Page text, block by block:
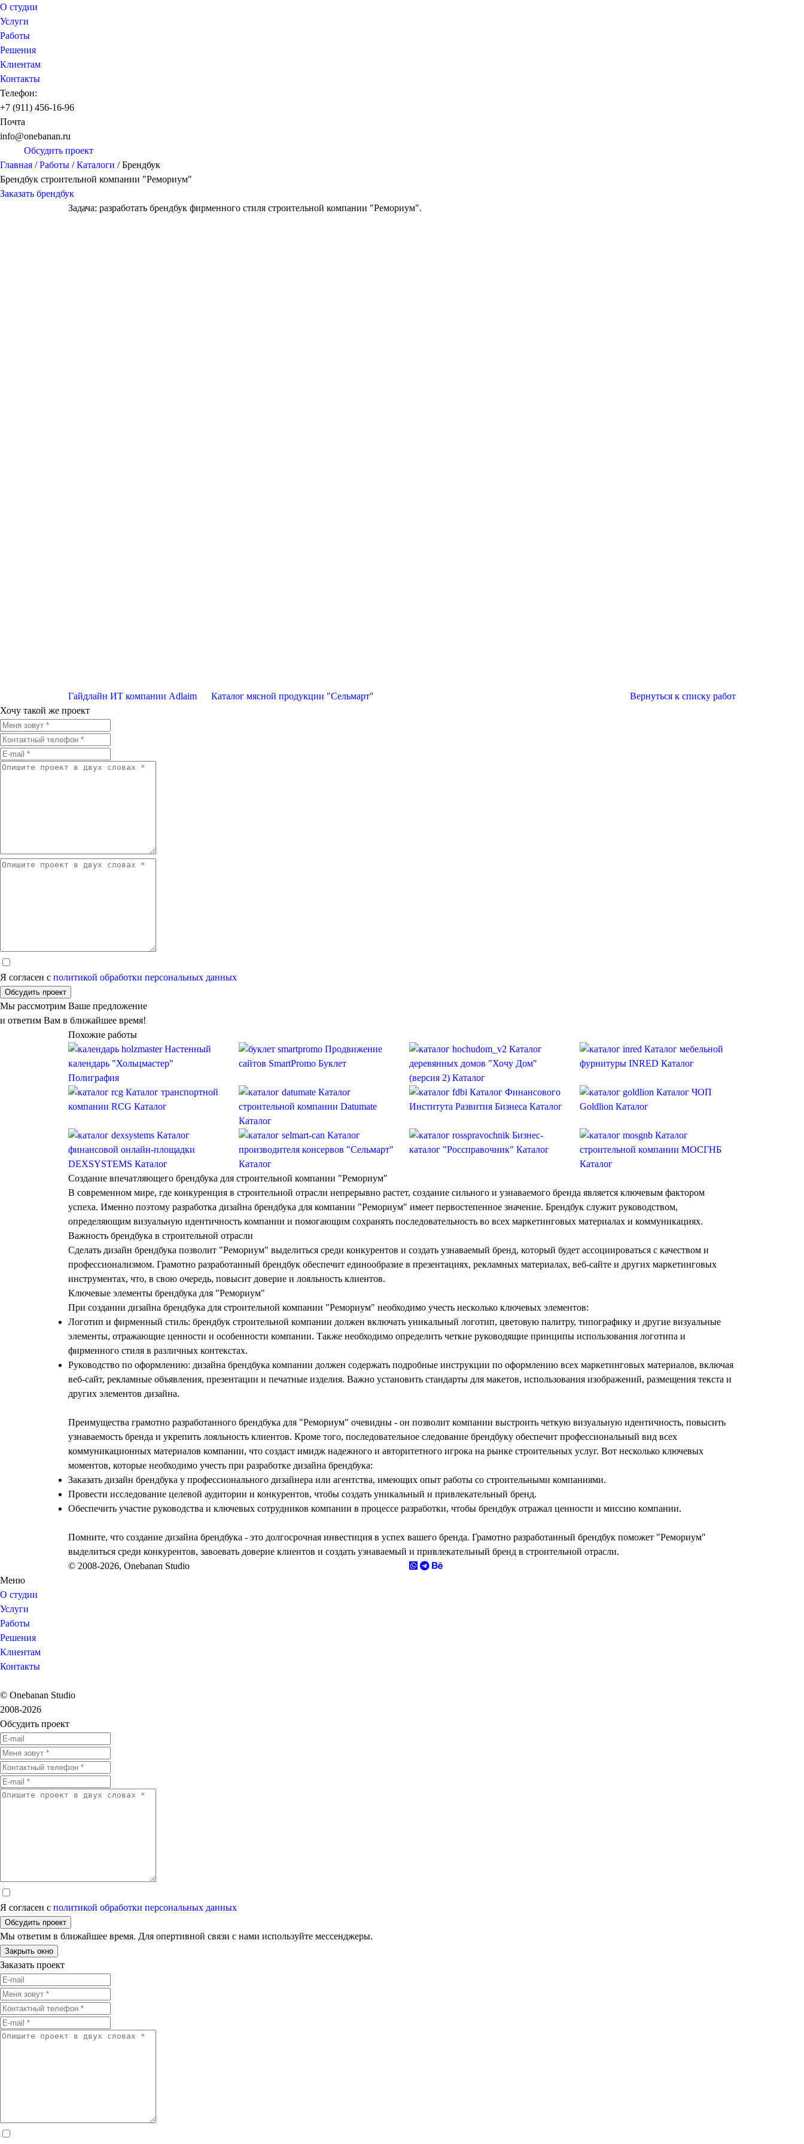
О студии
Услуги
Работы
Решения
Клиентам
Контакты
Телефон:
+7 (911) 456-16-96
Почта
info@onebanan.ru
Обсудить проект
Главная /Работы /Каталоги /Брендбук
Брендбук строительной компании "Ремориум"
Заказать брендбук
Задача: разработать брендбук фирменного стиля строительной компании "Ремориум".
Гайдлайн ИТ компании Adlaim Каталог мясной продукции "Сельмарт"
Вернуться к списку работ
Хочу такой же проект
Я согласен с политикой обработки персональных данных
Обсудить проект
Мы рассмотрим Ваше предложение
и ответим Вам в ближайшее время!
Похожие работы
Настенный
календарь "Хольцмастер"
Полиграфия
Продвижение
сайтов SmartPromo Буклет
Каталог
деревянных домов "Хочу Дом"
(версия 2) Каталог
Каталог мебельной
фурнитуры INRED Каталог
Каталог транспортной
компании RCG Каталог
Каталог
строительной компании Datumate
Каталог
Каталог Финансового
Института Развития Бизнеса Каталог
Каталог ЧОП
Goldlion Каталог
Каталог
финансовой онлайн-площадки
DEXSYSTEMS Каталог
Каталог
производителя консервов "Сельмарт"
Каталог
Бизнес-
каталог "Россправочник" Каталог
Каталог
строительной компании МОСГНБ
Каталог
Создание впечатляющего брендбука для строительной компании "Ремориум"
В современном мире, где конкуренция в строительной отрасли непрерывно растет, создание сильного и узнаваемого бренда является ключевым фактором
успеха. Именно поэтому разработка дизайна брендбука для компании "Ремориум" имеет первостепенное значение. Брендбук служит руководством,
определяющим визуальную идентичность компании и помогающим сохранять последовательность во всех маркетинговых материалах и коммуникациях.
Важность брендбука в строительной отрасли
Сделать дизайн брендбука позволит "Ремориум" выделиться среди конкурентов и создать узнаваемый бренд, который будет ассоциироваться с качеством и
профессионализмом. Грамотно разработанный брендбук обеспечит единообразие в презентациях, рекламных материалах, веб-сайте и других маркетинговых
инструментах, что, в свою очередь, повысит доверие и лояльность клиентов.
Ключевые элементы брендбука для "Ремориум"
При создании дизайна брендбука для строительной компании "Ремориум" необходимо учесть несколько ключевых элементов:
Логотип и фирменный стиль: брендбук строительной компании должен включать уникальный логотип, цветовую палитру, типографику и другие визуальные
элементы, отражающие ценности и особенности компании. Также необходимо определить четкие руководящие принципы использования логотипа и
фирменного стиля в различных контекстах.
Руководство по оформлению: дизайна брендбука компании должен содержать подробные инструкции по оформлению всех маркетинговых материалов, включая
веб-сайт, рекламные объявления, презентации и печатные изделия. Важно установить стандарты для макетов, использования изображений, размещения текста и
других элементов дизайна.
Преимущества грамотно разработанного брендбука для "Ремориум" очевидны - он позволит компании выстроить четкую визуальную идентичность, повысить
узнаваемость бренда и укрепить лояльность клиентов. Кроме того, последовательное следование брендбуку обеспечит профессиональный вид всех
коммуникационных материалов компании, что создаст имидж надежного и авторитетного игрока на рынке строительных услуг. Вот несколько ключевых
моментов, которые необходимо учесть при разработке дизайна брендбука:
Заказать дизайн брендбука у профессионального дизайнера или агентства, имеющих опыт работы со строительными компаниями.
Провести исследование целевой аудитории и конкурентов, чтобы создать уникальный и привлекательный бренд.
Обеспечить участие руководства и ключевых сотрудников компании в процессе разработки, чтобы брендбук отражал ценности и миссию компании.
Помните, что создание дизайна брендбука - это долгосрочная инвестиция в успех вашего бренда. Грамотно разработанный брендбук поможет "Ремориум"
выделиться среди конкурентов, завоевать доверие клиентов и создать узнаваемый и привлекательный бренд в строительной отрасли.
© 2008-2026, Onebanan Studio
Меню
О студии
Услуги
Работы
Решения
Клиентам
Контакты
© Onebanan Studio
2008-2026
Обсудить проект
Я согласен с политикой обработки персональных данных
Обсудить проект
Мы ответим в ближайшее время. Для опертивной связи с нами используйте мессенджеры.
Закрыть окно
Заказать проект